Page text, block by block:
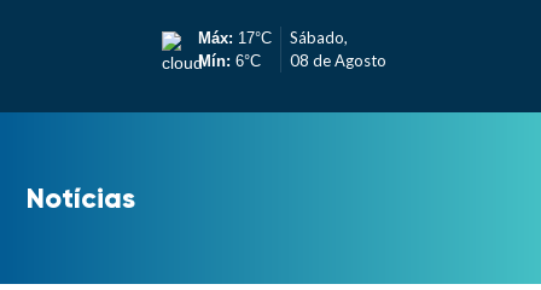
Máx: 17°C
Mín: 6°C
Sábado,
08 de Agosto
Notícias